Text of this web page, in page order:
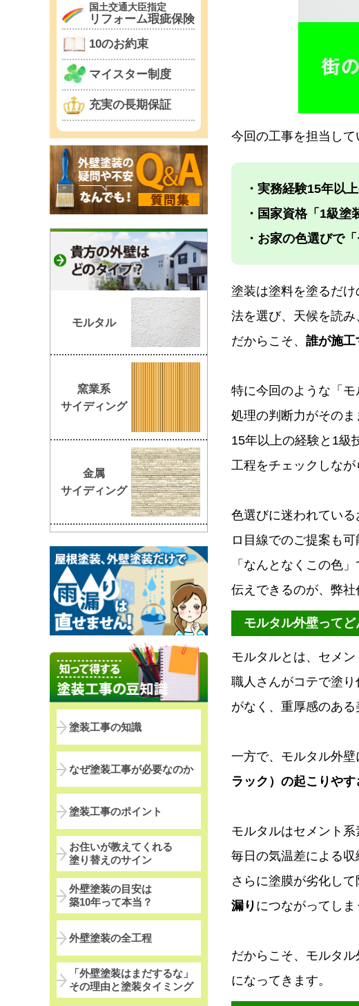
今回の工事を担当して
・実務経験15年以
・国家資格「1級塗
・お家の色選びで
塗装は塗料を塗るだ
法を選び、天候を読み
だからこそ、 誰が施工
特に今回のような「
処理の判断力がそのま
15年以上の経験と1級
工程をチェックしなが
色選びに迷われてい
ロ目線でのご提案も可
「なんとなくこの色
伝えできるのが、弊社
モルタル外壁って
モルタルとは、セメン
職人さんがコテで塗り
がなく、重厚感のある
一方で、モルタル外
ラック）の起こりやす
モルタルはセメント
毎日の気温差による収
さらに塗膜が劣化し
漏り につながってしま
だからこそ、モルタ
になってきます。
国土交通大臣指定
リフォーム瑕疵保険
10のお約束
マイスター制度
充実の長期保証
モルタル
窯業系
サイディング
金属
サイディング
塗装工事の知識
なぜ塗装工事が必要なのか
塗装工事のポイント
お住いが教えてくれる
塗り替えのサイン
外壁塗装の目安は
築10年って本当？
外壁塗装の全工程
「外壁塗装はまだするな」
その理由と塗装タイミング